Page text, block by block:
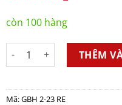
còn 100 hàng
Máy Khoan Búa GBH 2-23
THÊM
Mã:GBH 2-23 RE